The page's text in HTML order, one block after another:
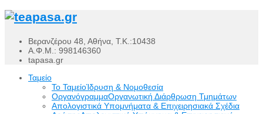
Βερανζέρου 48, Αθήνα, Τ.Κ.:10438
Α.Φ.Μ.: 998146360
tapasa.gr
Ταμείο
Το ΤαμείοΊδρυση & Νομοθεσία
ΟργανόγραμμαΟργανωτική Διάρθρωση Τμημάτων
Απολογιστικά Υπομνήματα & Επιχειρησιακά Σχέδια